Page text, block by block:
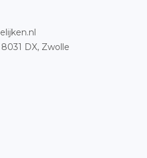
8031 DX, Zwolle